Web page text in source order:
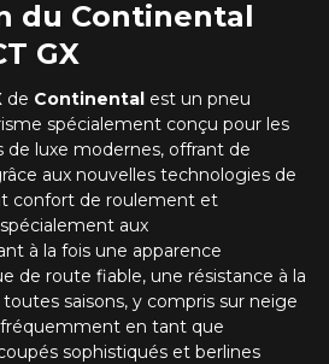
du Continental
GX
de Continentalest un pneu
spécialement conçu pour les
de luxe modernes, offrant de
aux nouvelles technologies de
confort de roulement et
aux
à la fois une apparence
de route fiable, une résistance à la
saisons, y compris sur neige
en tant que
sophistiqués et berlines
POUR VOTRE VÉHICULE
vous?